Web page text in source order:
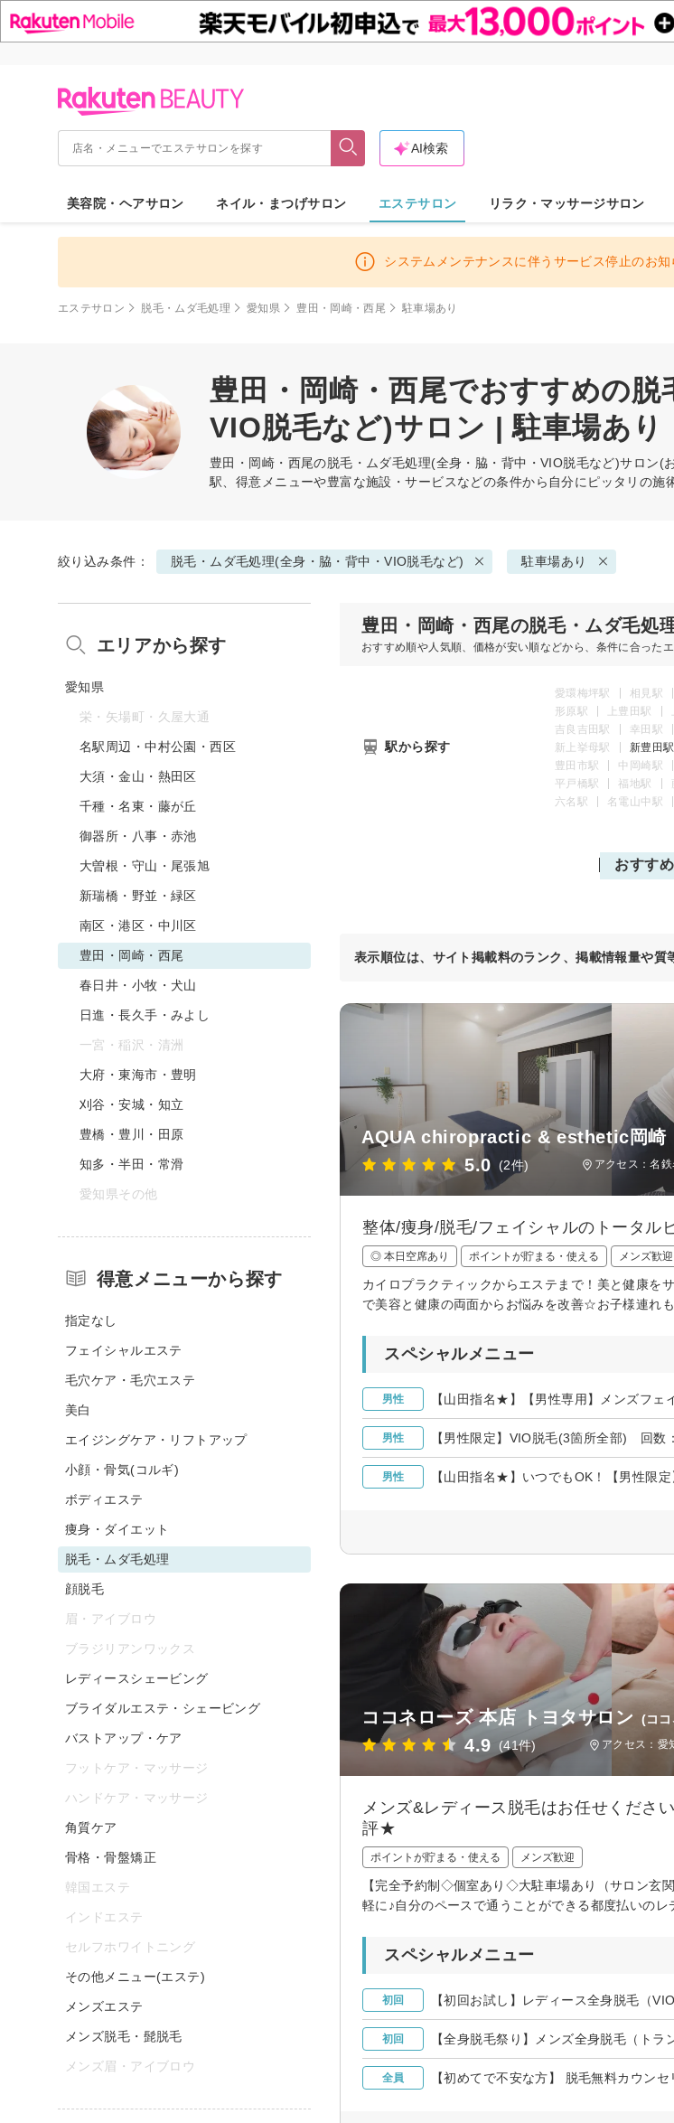
AI検索
美容院・ヘアサロン ネイル・まつげサロン エステサロン リラク・マッサージサロン
システムメンテナンスに伴うサービス停止のお
エステサロン 脱毛・ムダ毛処理 愛知県 豊田・岡崎・西尾 駐車場あり
豊田・岡崎・西尾でおすすめの脱
VIO脱毛など)サロン | 駐車場あり
豊田・岡崎・西尾の脱毛・ムダ毛処理(全身・脇・背中・VIO脱毛など)サロン(
駅、得意メニューや豊富な施設・サービスなどの条件から自分にピッタリの施
絞り込み条件： 脱毛・ムダ毛処理(全身・脇・背中・VIO脱毛など) 駐車場あり
豊田・岡崎・西尾の脱毛・ムダ毛処
おすすめ順や人気順、価格が安い順などから、条件に合った
駅から探す
愛環梅坪駅 相見駅
形原駅
上豊田駅
吉良吉田駅
幸田駅
新上挙母駅
新豊田駅
豊田市駅
中岡崎駅
平戸橋駅
福地駅
六名駅
名電山中駅
おすす
表示順位は、サイト掲載料のランク、掲載情報量や質
AQUA chiropractic & esthetic岡崎
5.0 (2件) アクセス：名
整体/痩身/脱毛/フェイシャルのトータル
◎ 本日空席あり ポイントが貯まる・使える メンズ歓迎
カイロプラクティックからエステまで！美と健康を
で美容と健康の両面からお悩みを改善☆お子様連れ
スペシャルメニュー
男性 【山田指名★】【男性専用】メンズフェ
男性 【男性限定】VIO脱毛(3箇所全部) 回数
男性 【山田指名★】いつでもOK！【男性限
ココネローズ 本店 トヨタサロン (コ
4.9 (41件) アクセス：愛
メンズ&レディース脱毛はお任せくださ
評★
ポイントが貯まる・使える メンズ歓迎
【完全予約制◇個室あり◇大駐車場あり（サロン玄
軽に♪自分のペースで通うことができる都度払いの
スペシャルメニュー
初回 【初回お試し】レディース全身脱毛（
初回 【全身脱毛祭り】メンズ全身脱毛（ト
全員 【初めてで不安な方】 脱毛無料カウンセ
エリアから探す
愛知県
栄・矢場町・久屋大通
名駅周辺・中村公園・西区
大須・金山・熱田区
千種・名東・藤が丘
御器所・八事・赤池
大曽根・守山・尾張旭
新瑞橋・野並・緑区
南区・港区・中川区
豊田・岡崎・西尾
春日井・小牧・犬山
日進・長久手・みよし
一宮・稲沢・清洲
大府・東海市・豊明
刈谷・安城・知立
豊橋・豊川・田原
知多・半田・常滑
愛知県その他
得意メニューから探す
指定なし
フェイシャルエステ
毛穴ケア・毛穴エステ
美白
エイジングケア・リフトアップ
小顔・骨気(コルギ)
ボディエステ
痩身・ダイエット
脱毛・ムダ毛処理
顔脱毛
眉・アイブロウ
ブラジリアンワックス
レディースシェービング
ブライダルエステ・シェービング
バストアップ・ケア
フットケア・マッサージ
ハンドケア・マッサージ
角質ケア
骨格・骨盤矯正
韓国エステ
インドエステ
セルフホワイトニング
その他メニュー(エステ)
メンズエステ
メンズ脱毛・髭脱毛
メンズ眉・アイブロウ